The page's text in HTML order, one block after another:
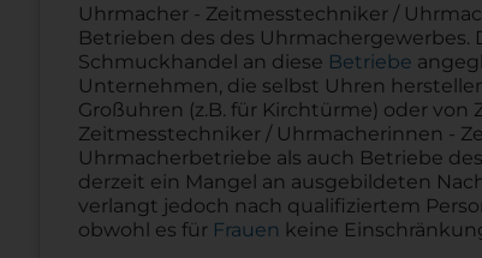
Uhrmacher - Zeitmesstechniker /
Betrieben des des
Schmuckhandel an diese Betriebe
Unternehmen, die selbst Uhren
Großuhren (z.B. für Kirchtürme) oder
Zeitmesstechniker / Uhrmacherinnen -
Uhrmacherbetriebe als auch Betriebe
derzeit ein Mangel an ausgebildeten
verlangt jedoch nach qualifiziertem
obwohl es für Frauen keine